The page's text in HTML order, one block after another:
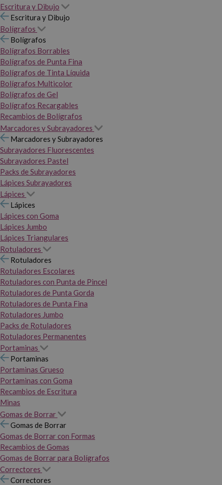
Escritura y Dibujo
Escritura y Dibujo
Bolígrafos
Bolígrafos
Bolígrafos Borrables
Bolígrafos de Punta Fina
Bolígrafos de Tinta Líquida
Bolígrafos Multicolor
Bolígrafos de Gel
Bolígrafos Recargables
Recambios de Bolígrafos
Marcadores y Subrayadores
Marcadores y Subrayadores
Subrayadores Fluorescentes
Subrayadores Pastel
Packs de Subrayadores
Lápices Subrayadores
Lápices
Lápices
Lápices con Goma
Lápices Jumbo
Lápices Triangulares
Rotuladores
Rotuladores
Rotuladores Escolares
Rotuladores con Punta de Pincel
Rotuladores de Punta Gorda
Rotuladores de Punta Fina
Rotuladores Jumbo
Packs de Rotuladores
Rotuladores Permanentes
Portaminas
Portaminas
Portaminas Grueso
Portaminas con Goma
Recambios de Escritura
Minas
Gomas de Borrar
Gomas de Borrar
Gomas de Borrar con Formas
Recambios de Gomas
Gomas de Borrar para Bolígrafos
Correctores
Correctores